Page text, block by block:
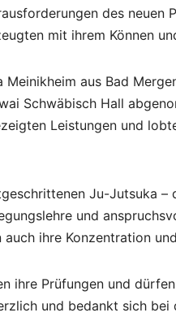
des neuen
mit ihrem Können
aus Bad
Schwäbisch Hall
Leistungen und
Ju-Jutsuka –
und
ihre Konzentration
ihre Prüfungen und
und bedankt sich bei